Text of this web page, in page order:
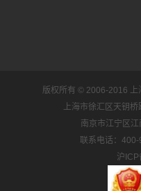
版权所有 © 2006-2016 上
上海市徐汇区天钥
南京市江宁区
联系电话：
沪